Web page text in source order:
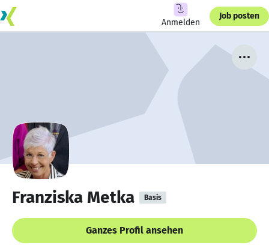
Anmelden
Job posten
Franziska Metka Basis
Ganzes Profil ansehen